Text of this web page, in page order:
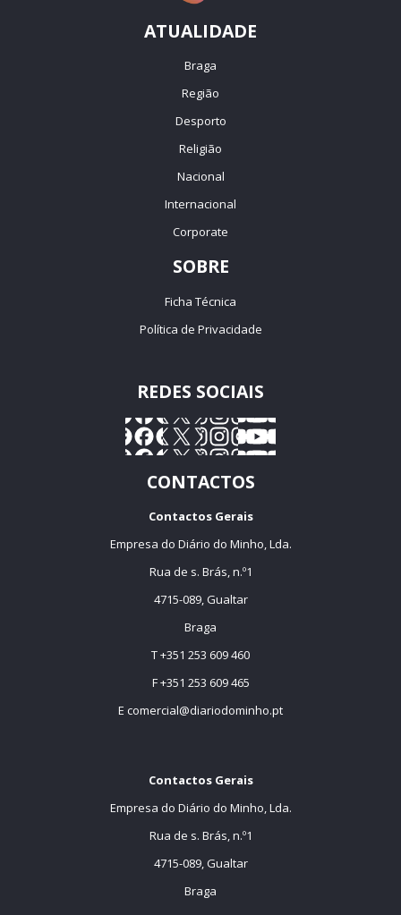
ATUALIDADE
Braga
Região
Desporto
Religião
Nacional
Internacional
Corporate
SOBRE
Ficha Técnica
Política de Privacidade
REDES SOCIAIS
CONTACTOS
Contactos Gerais
Empresa do Diário do Minho, Lda.
Rua de s. Brás, n.º1
4715-089, Gualtar
Braga
T +351 253 609 460
F +351 253 609 465
E comercial@diariodominho.pt
Contactos Gerais
Empresa do Diário do Minho, Lda.
Rua de s. Brás, n.º1
4715-089, Gualtar
Braga